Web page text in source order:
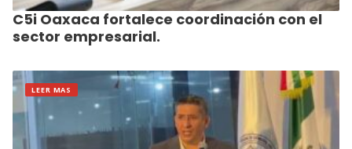
C5i Oaxaca fortalece coordinación con el
sector empresarial.
LEER MAS